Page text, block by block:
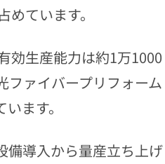
ています。
効生産能力は約1万1000
ファイバープリフォーム
ます。
備導入から量産立ち上げ